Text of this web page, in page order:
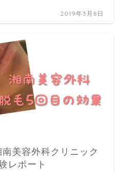
2019年3月8日
南美容外科クリニック
レポート